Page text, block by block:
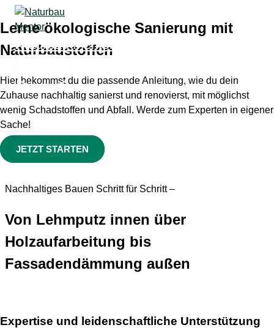
Zum
Inhalt
Naturbau Mentor
Lerne ökologische Sanierung mit
Naturbaustoffen
Hier bekommst du die passende Anleitung, wie du dein
Zuhause nachhaltig sanierst und renovierst, mit möglichst
wenig Schadstoffen und Abfall. Werde zum Experten in eigener
Sache!
JETZT STARTEN
Nachhaltiges Bauen Schritt für Schritt –
Von Lehmputz innen über
Holzaufarbeitung bis
Fassadendämmung außen
Expertise und leidenschaftliche Unterstützung